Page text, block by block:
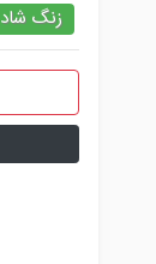
زنگ شاد